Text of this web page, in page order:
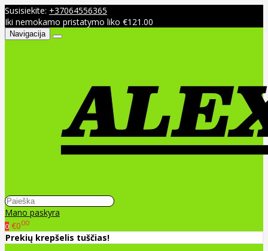
Susisiekite: +37064556365
Iki nemokamo pristatymo liko €121.00
Navigacija
Mano paskyra
0 €000
Prekių krepšelis tuščias!